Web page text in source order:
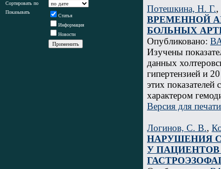
Сортировать по
Показывать
Статья
Информация
Новости
Потешкина, Н. Г.,
ВРЕМЕННОЙ
БОЛЬНЫХ
Опубликовано:
Изучены
данных
гипертензией и
этих
характером
Версия для печати
Логинов, С. В.,
НАРУШЕНИЯ
У